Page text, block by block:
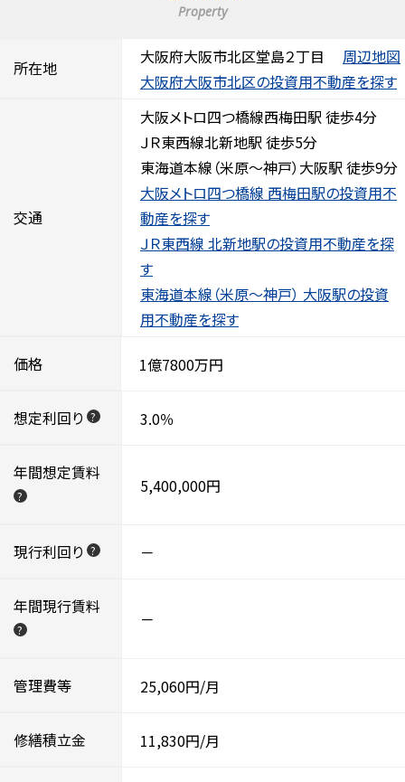
Property
所在地
大阪府大阪市北区堂島２丁目
周辺地図
大阪府大阪市北区の投資用不動産を探す
交通
大阪メトロ四つ橋線西梅田駅 徒歩4分
ＪＲ東西線北新地駅 徒歩5分
東海道本線（米原～神戸）大阪駅 徒歩9分
大阪メトロ四つ橋線 西梅田駅の投資用不
動産を探す
ＪＲ東西線 北新地駅の投資用不動産を探
す
東海道本線（米原～神戸） 大阪駅の投資
用不動産を探す
価格 1億7800万円
想定利回り ? 3.0％
年間想定賃料
? 5,400,000円
現行利回り ? －
年間現行賃料
? －
管理費等 25,060円/月
修繕積立金 11,830円/月